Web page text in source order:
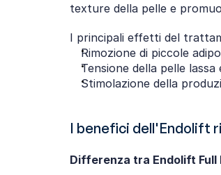
texture della pelle e
I principali effetti del
Rimozione di piccole
Tensione della pelle
Stimolazione della
I benefici dell'Endolift
Differenza tra Endolift Full